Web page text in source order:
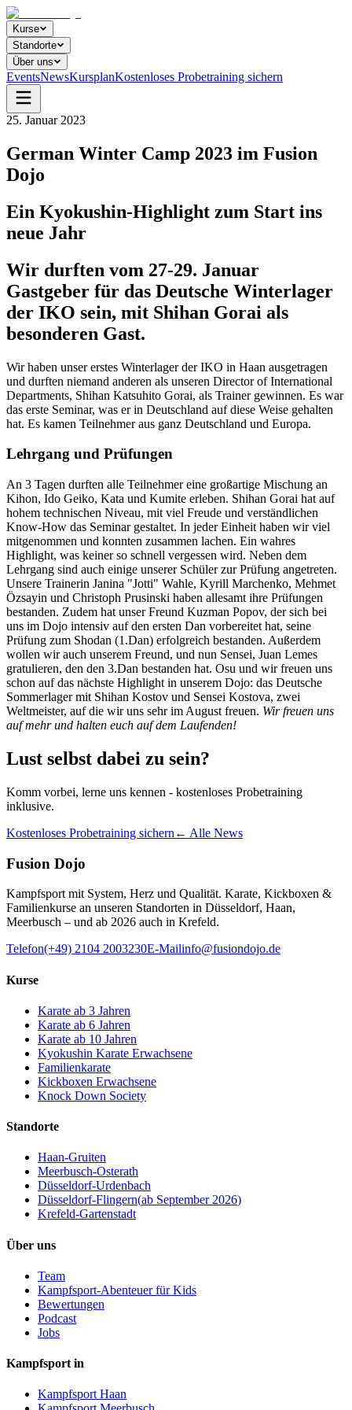
Kurse
Standorte
Über uns
EventsNewsKursplanKostenloses Probetraining sichern
25. Januar 2023
German Winter Camp 2023 im Fusion
Dojo
Ein Kyokushin-Highlight zum Start ins
neue Jahr
Wir durften vom 27-29. Januar
Gastgeber für das Deutsche Winterlager
der IKO sein, mit Shihan Gorai als
besonderen Gast.
Wir haben unser erstes Winterlager der IKO in Haan ausgetragen
und durften niemand anderen als unseren Director of International
Departments, Shihan Katsuhito Gorai, als Trainer gewinnen. Es war
das erste Seminar, was er in Deutschland auf diese Weise gehalten
hat. Es kamen Teilnehmer aus ganz Deutschland und Europa.
Lehrgang und Prüfungen
An 3 Tagen durften alle Teilnehmer eine großartige Mischung an
Kihon, Ido Geiko, Kata und Kumite erleben. Shihan Gorai hat auf
hohem technischen Niveau, mit viel Freude und verständlichen
Know-How das Seminar gestaltet. In jeder Einheit haben wir viel
mitgenommen und konnten zusammen lachen. Ein wahres
Highlight, was keiner so schnell vergessen wird. Neben dem
Lehrgang sind auch einige unserer Schüler zur Prüfung angetreten.
Unsere Trainerin Janina "Jotti" Wahle, Kyrill Marchenko, Mehmet
Özsayin und Christoph Prusinski haben allesamt ihre Prüfungen
bestanden. Zudem hat unser Freund Kuzman Popov, der sich bei
uns im Dojo intensiv auf den ersten Dan vorbereitet hat, seine
Prüfung zum Shodan (1.Dan) erfolgreich bestanden. Außerdem
wollen wir auch unserem Freund, und nun Sensei, Juan Lemes
gratulieren, den den 3.Dan bestanden hat. Osu und wir freuen uns
schon auf das nächste Highlight in unserem Dojo: das Deutsche
Sommerlager mit Shihan Kostov und Sensei Kostova, zwei
Weltmeister, auf die wir uns sehr im August freuen. Wir freuen uns
auf mehr und halten euch auf dem Laufenden!
Lust selbst dabei zu sein?
Komm vorbei, lerne uns kennen - kostenloses Probetraining
inklusive.
Kostenloses Probetraining sichern ← Alle News
Fusion Dojo
Kampfsport mit System, Herz und Qualität. Karate, Kickboxen &
Familienkurse an unseren Standorten in Düsseldorf, Haan,
Meerbusch – und ab 2026 auch in Krefeld.
Telefon(+49) 2104 2003230E-Mailinfo@fusiondojo.de
Kurse
Karate ab 3 Jahren
Karate ab 6 Jahren
Karate ab 10 Jahren
Kyokushin Karate Erwachsene
Familienkarate
Kickboxen Erwachsene
Knock Down Society
Standorte
Haan-Gruiten
Meerbusch-Osterath
Düsseldorf-Urdenbach
Düsseldorf-Flingern(ab September 2026)
Krefeld-Gartenstadt
Über uns
Team
Kampfsport-Abenteuer für Kids
Bewertungen
Podcast
Jobs
Kampfsport in
Kampfsport Haan